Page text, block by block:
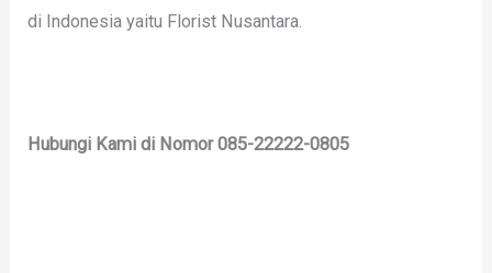
di Indonesia yaitu Florist Nusantara.
Hubungi Kami di Nomor 085-22222-0805